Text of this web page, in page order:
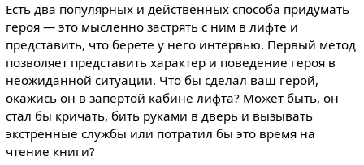
Есть два популярных и действенных способа придумать
героя — это мысленно застрять с ним в лифте и
представить, что берете у него интервью. Первый метод
позволяет представить характер и поведение героя в
неожиданной ситуации. Что бы сделал ваш герой,
окажись он в запертой кабине лифта? Может быть, он
стал бы кричать, бить руками в дверь и вызывать
экстренные службы или потратил бы это время на
чтение книги?